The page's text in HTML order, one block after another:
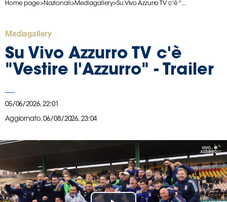
Federazione
Partner
Tecnici
SGS
Paralimpico
A
B
del
Calcio
Home page>Nazionali>Mediagallery>Su Vivo Azzurro TV c'è "...
Mediagallery
Su Vivo Azzurro TV c'è
"Vestire l'Azzurro" - Trailer
05/06/2026, 22:01
Aggiornato,06/08/2026, 23:04